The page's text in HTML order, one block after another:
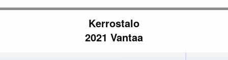
Kerrostalo
2021 Vantaa